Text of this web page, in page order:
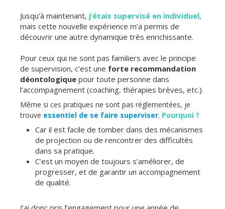
Jusqu’à maintenant, j’étais supervisé en individuel,
mais cette nouvelle expérience m’a permis de
découvrir une autre dynamique très enrichissante.
Pour ceux qui ne sont pas familiers avec le principe
de supervision, c’est une forte recommandation
déontologique pour toute personne dans
l’accompagnement (coaching, thérapies brèves, etc.).
Même si ces pratiques ne sont pas réglementées, je
trouve essentiel de se faire superviser. Pourquoi ?
Car il est facile de tomber dans des mécanismes
de projection ou de rencontrer des difficultés
dans sa pratique.
C’est un moyen de toujours s’améliorer, de
progresser, et de garantir un accompagnement
de qualité.